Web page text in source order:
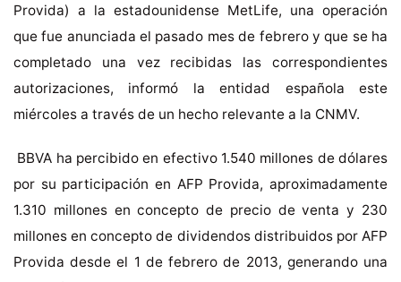
Provida) a la estadounidense MetLife, una operación
que fue anunciada el pasado mes de febrero y que se ha
completado una vez recibidas las correspondientes
autorizaciones, informó la entidad española este
miércoles a través de un hecho relevante a la CNMV.
BBVA ha percibido en efectivo 1.540 millones de dólares
por su participación en AFP Provida, aproximadamente
1.310 millones en concepto de precio de venta y 230
millones en concepto de dividendos distribuidos por AFP
Provida desde el 1 de febrero de 2013, generando una